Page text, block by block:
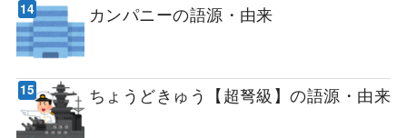
カンパニーの語源・由来
ちょうどきゅう【超弩級】の語源・由来